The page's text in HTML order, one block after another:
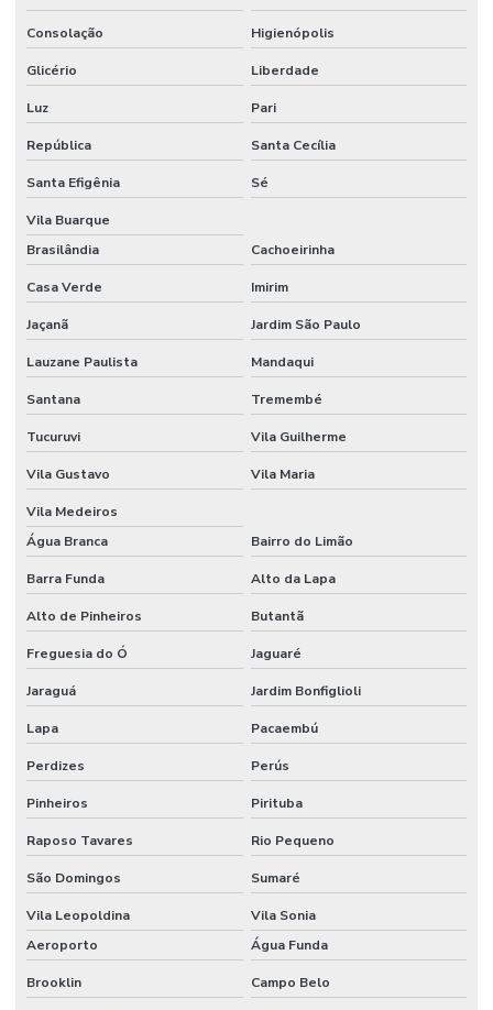
Empresa especializada em piso industrial
Empresa de obras e reformas
Empresa de piso industrial
Empresa de reforma de condominio
Empresa de reforma corporativa
Empresa de reforma industrial
Empresa de reforma industrial campinas
Empresa de reforma industrial e comercial
Empresa de reformas e construções
Empresas de gerenciamento de projetos e obras
Empresas de projetos de engenharia sp
Escritório de construção
Escritório de construção em campinas
Escritório de construção em campinas e região
Escritório de construção em campinas sp
Escritório de construção civil
Escritório de construção comercial
Escritório de construção comercial em campinas
Escritório de construção industrial
Escritório de engenharia e arquitetura
Escritório de engenharia em campinas
Consolação Higienópolis
Glicério Liberdade
Luz Pari
República Santa Cecília
Santa Efigênia Sé
Vila Buarque
Brasilândia
Cachoeirinha
Casa Verde Imirim
Jaçanã Jardim São Paulo
Lauzane Paulista Mandaqui
Santana Tremembé
Tucuruvi Vila Guilherme
Vila Gustavo Vila Maria
Vila Medeiros
Água Branca
Bairro do Limão
Barra Funda Alto da Lapa
Alto de Pinheiros Butantã
Freguesia do Ó Jaguaré
Jaraguá Jardim Bonfiglioli
Lapa Pacaembú
Perdizes Perús
Pinheiros Pirituba
Raposo Tavares Rio Pequeno
São Domingos Sumaré
Vila Leopoldina
Vila Sonia
Aeroporto
Água Funda
Brooklin Campo Belo